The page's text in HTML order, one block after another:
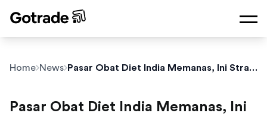
Home News Pasar Obat Diet India Memanas, Ini Strategi Eli Lilly
Pasar Obat Diet India Memanas, Ini